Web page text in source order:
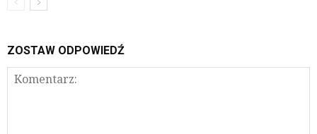
ZOSTAW ODPOWIEDŹ